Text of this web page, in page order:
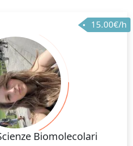
15.00€/h
Biomolecolari